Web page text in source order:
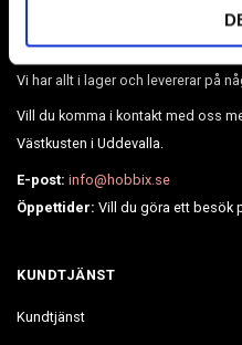
Broderier, Diamond painting,
mycket mer.
Vi har allt i lager och levererar på
Vill du komma i kontakt med oss
Västkusten i Uddevalla.
E-post: info@hobbix.se
Öppettider: Vill du göra ett besök
KUNDTJÄNST
Kundtjänst